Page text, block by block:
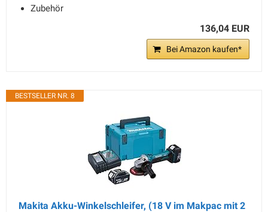
Zubehör
136,04 EUR
Bei Amazon kaufen*
BESTSELLER NR. 8
Makita Akku-Winkelschleifer, (18 V im Makpac mit 2